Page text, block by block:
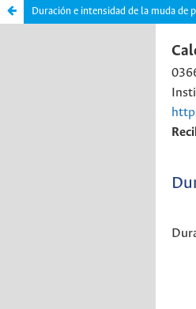
Duración e intensidad de la muda de